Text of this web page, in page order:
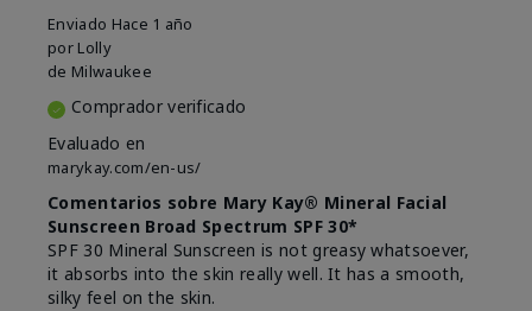
Enviado Hace 1 año
por Lolly
de Milwaukee
Comprador verificado
Evaluado en
marykay.com/en-us/
Comentarios sobre Mary Kay® Mineral Facial
Sunscreen Broad Spectrum SPF 30*
SPF 30 Mineral Sunscreen is not greasy whatsoever,
it absorbs into the skin really well. It has a smooth,
silky feel on the skin.